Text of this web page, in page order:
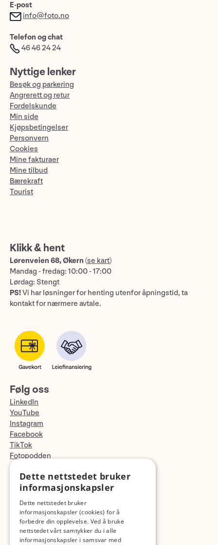
E-post
info@foto.no
Telefon og chat
46 46 24 24
Nyttige lenker
Besøk og parkering
Angrerett og retur
Fordelskunde
Min side
Kjøpsbetingelser
Personvern
Cookies
Mine fakturaer
Mine tilbud
Bærekraft
Tourist
Klikk & hent
Lørenveien 68, Økern (se kart)
Mandag - fredag: 10:00 - 17:00
Lørdag: Stengt
PS!Vi har løsninger for henting utenfor åpningstid, ta
kontakt for nærmere avtale.
Følg oss
LinkedIn
YouTube
Instagram
Facebook
TikTok
Fotopodden
Med forbehold om skrive- og lagerfeil
Dette nettstedet bruker
informasjonskapsler
Dette nettstedet bruker
informasjonskapsler (cookies) for å
forbedre din opplevelse. Ved å bruke
nettstedet vårt samtykker du i alle
informasjonskapsler i samsvar med